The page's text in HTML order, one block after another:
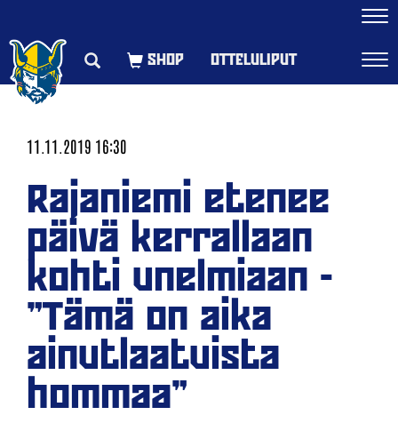
OTTELULIPUT
11.11.2019 16:30
Rajaniemi etenee
päivä kerrallaan
kohti unelmiaan -
"Tämä on aika
ainutlaatuista
hommaa"